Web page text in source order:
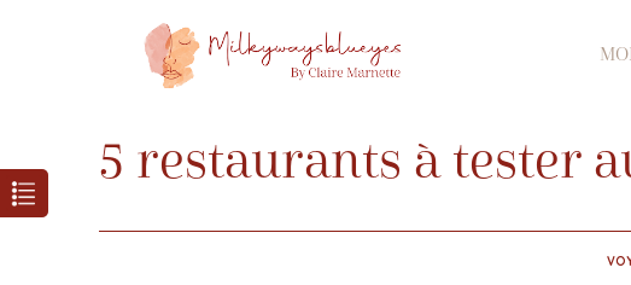
5 restaurants à tester